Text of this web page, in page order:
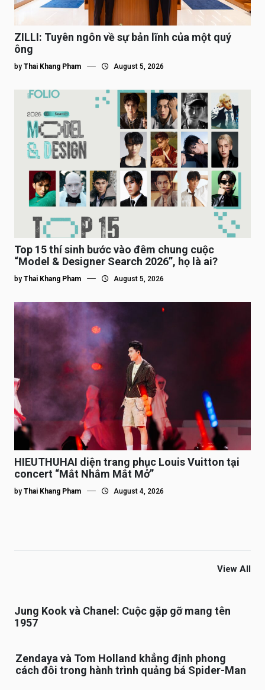
ZILLI: Tuyên ngôn về sự bản lĩnh của một quý
ông
by Thai Khang Pham August 5, 2026
Top 15 thí sinh bước vào đêm chung cuộc
“Model & Designer Search 2026”, họ là ai?
by Thai Khang Pham August 5, 2026
HIEUTHUHAI diện trang phục Louis Vuitton tại
concert “Mắt Nhắm Mắt Mở”
by Thai Khang Pham August 4, 2026
View All
Jung Kook và Chanel: Cuộc gặp gỡ mang tên
1957
Zendaya và Tom Holland khẳng định phong
cách đôi trong hành trình quảng bá Spider-Man